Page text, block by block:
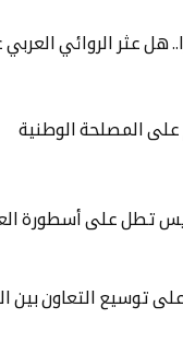
هل عثر الروائي
المصلحة الوطنية
تطل على أسطورة
على توسيع التعاون بين